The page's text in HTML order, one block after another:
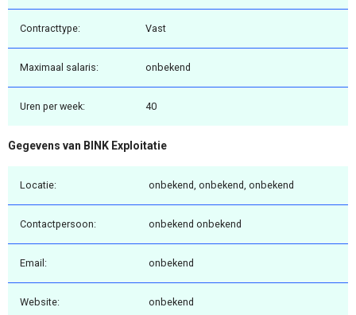
Contracttype: Vast
Maximaal salaris: onbekend
Uren per week: 40
Gegevens van BINK Exploitatie
Locatie: onbekend, onbekend, onbekend
Contactpersoon: onbekend onbekend
Email: onbekend
Website: onbekend